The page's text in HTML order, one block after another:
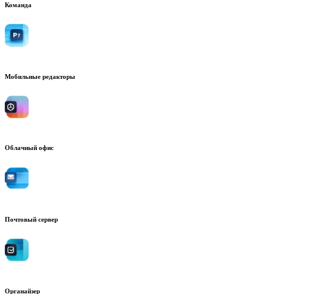
Команда
Мобильные редакторы
Облачный офис
Почтовый сервер
Органайзер